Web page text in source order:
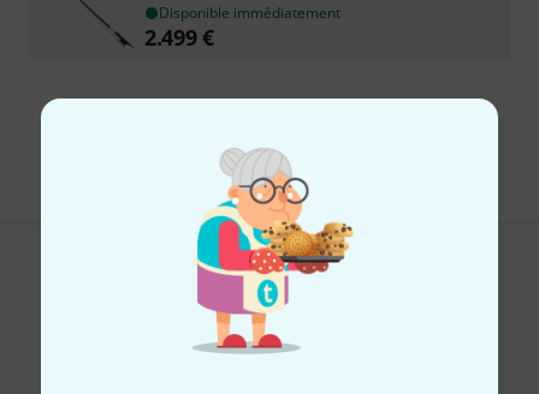
Disponible immédiatement
2.499€
Aimez-vous ce que vous voyez ?
Aide et commentaires